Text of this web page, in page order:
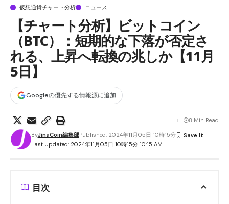
仮想通貨チャート分析 ニュース
【チャート分析】ビットコイン
（BTC）：短期的な下落が否定さ
れる、上昇へ転換の兆しか【11月
5日】
Googleの優先する情報源に追加
Last Updated: 2024年11月05日 10時15分 10:15 AM
ByJinaCoin編集部Published: 2024年11月05日 10時15分
8 Min Read
目次